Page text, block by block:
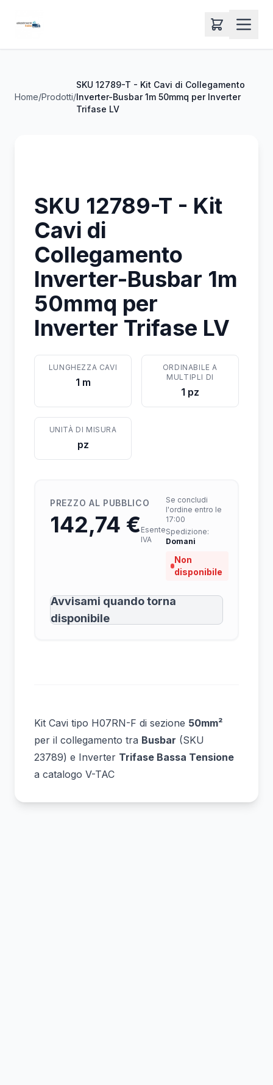
Home/Prodotti/
SKU 12789-T - Kit Cavi di Collegamento
Inverter-Busbar 1m 50mmq per Inverter
Trifase LV
SKU 12789-T - Kit
Cavi di
Collegamento
Inverter-Busbar 1m
50mmq per
Inverter Trifase LV
LUNGHEZZA CAVI
1 m
ORDINABILE A
MULTIPLI DI
1 pz
UNITÀ DI MISURA
pz
PREZZO AL PUBBLICO
142,74 €Esente
IVA
Se concludi
l'ordine entro le
17:00
Spedizione:
Domani
Non
disponibile
Avvisami quando torna
disponibile
Kit Cavi tipo H07RN-F di sezione 50mm²
per il collegamento tra Busbar (SKU
23789) e Inverter Trifase Bassa Tensione
a catalogo V-TAC